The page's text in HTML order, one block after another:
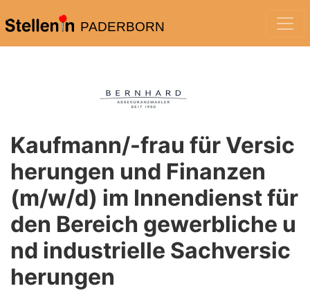
PADERBORN
Kaufmann/-frau für Versic
herungen und Finanzen
(m/w/d) im Innendienst für
den Bereich gewerbliche u
nd industrielle Sachversic
herungen